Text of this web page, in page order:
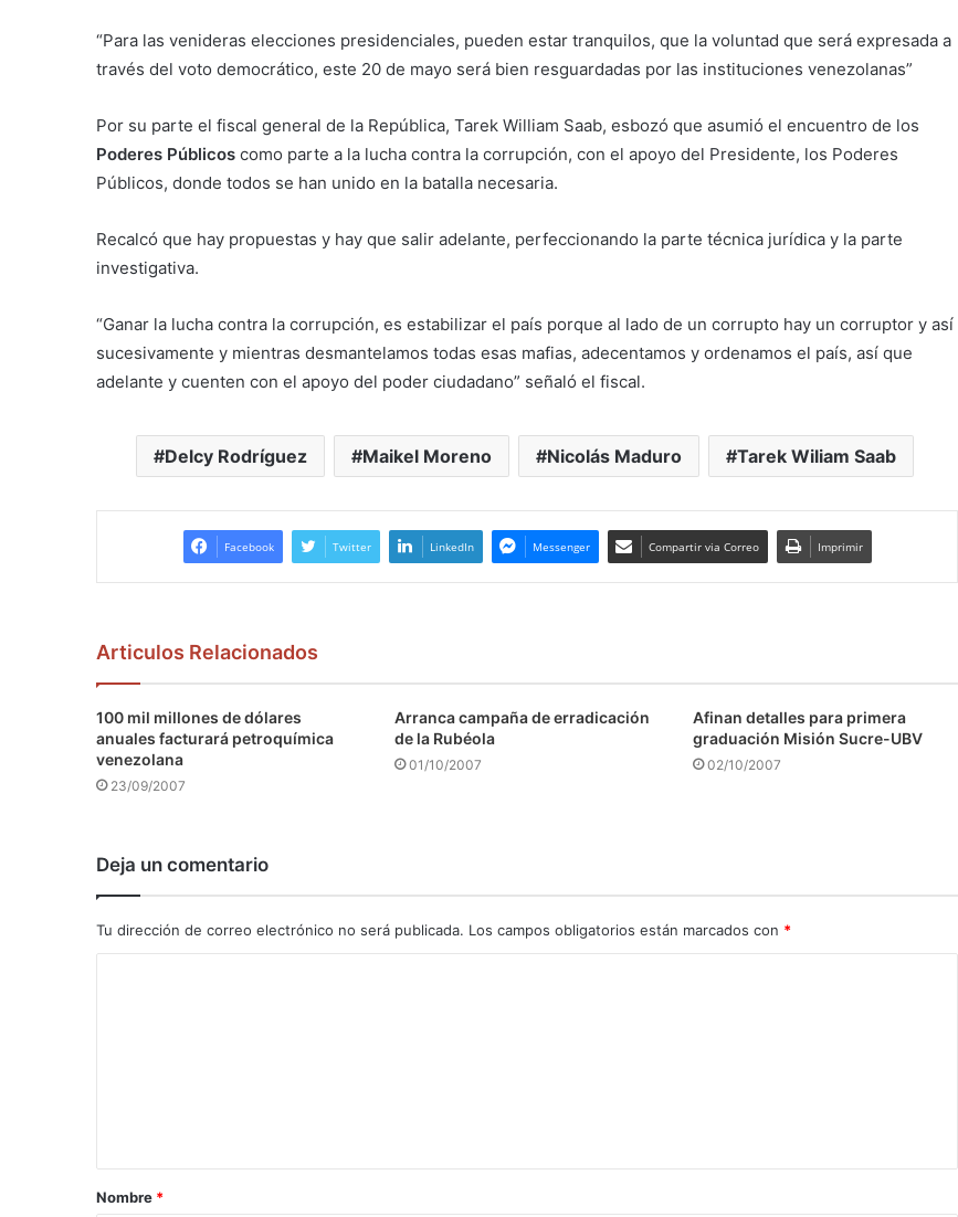
“Para las venideras elecciones presidenciales, pueden estar tranquilos, que la voluntad que será expresada a
través del voto democrático, este 20 de mayo será bien resguardadas por las instituciones venezolanas”
Por su parte el fiscal general de la República, Tarek William Saab, esbozó que asumió el encuentro de los
Poderes Públicos como parte a la lucha contra la corrupción, con el apoyo del Presidente, los Poderes
Públicos, donde todos se han unido en la batalla necesaria.
Recalcó que hay propuestas y hay que salir adelante, perfeccionando la parte técnica jurídica y la parte
investigativa.
“Ganar la lucha contra la corrupción, es estabilizar el país porque al lado de un corrupto hay un corruptor y así
sucesivamente y mientras desmantelamos todas esas mafias, adecentamos y ordenamos el país, así que
adelante y cuenten con el apoyo del poder ciudadano” señaló el fiscal.
Delcy Rodríguez Maikel Moreno Nicolás Maduro Tarek Wiliam Saab
Facebook Twitter LinkedIn Messenger Compartir via Correo Imprimir
Articulos Relacionados
100 mil millones de dólares
anuales facturará petroquímica
venezolana
23/09/2007
Arranca campaña de erradicación
de la Rubéola
01/10/2007
Afinan detalles para primera
graduación Misión Sucre-UBV
02/10/2007
Deja un comentario
Tu dirección de correo electrónico no será publicada. Los campos obligatorios están marcados con *
a
r
Nombre *